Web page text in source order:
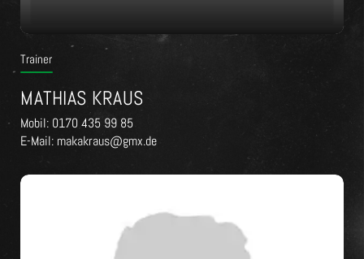
Trainer
MATHIAS KRAUS
Mobil: 0170 435 99 85
E-Mail: makakraus@gmx.de